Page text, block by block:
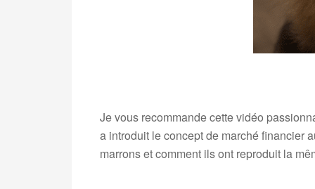
Je vous recommande cette vidéo
a introduit le concept de marché financier
marrons et comment ils ont reproduit la